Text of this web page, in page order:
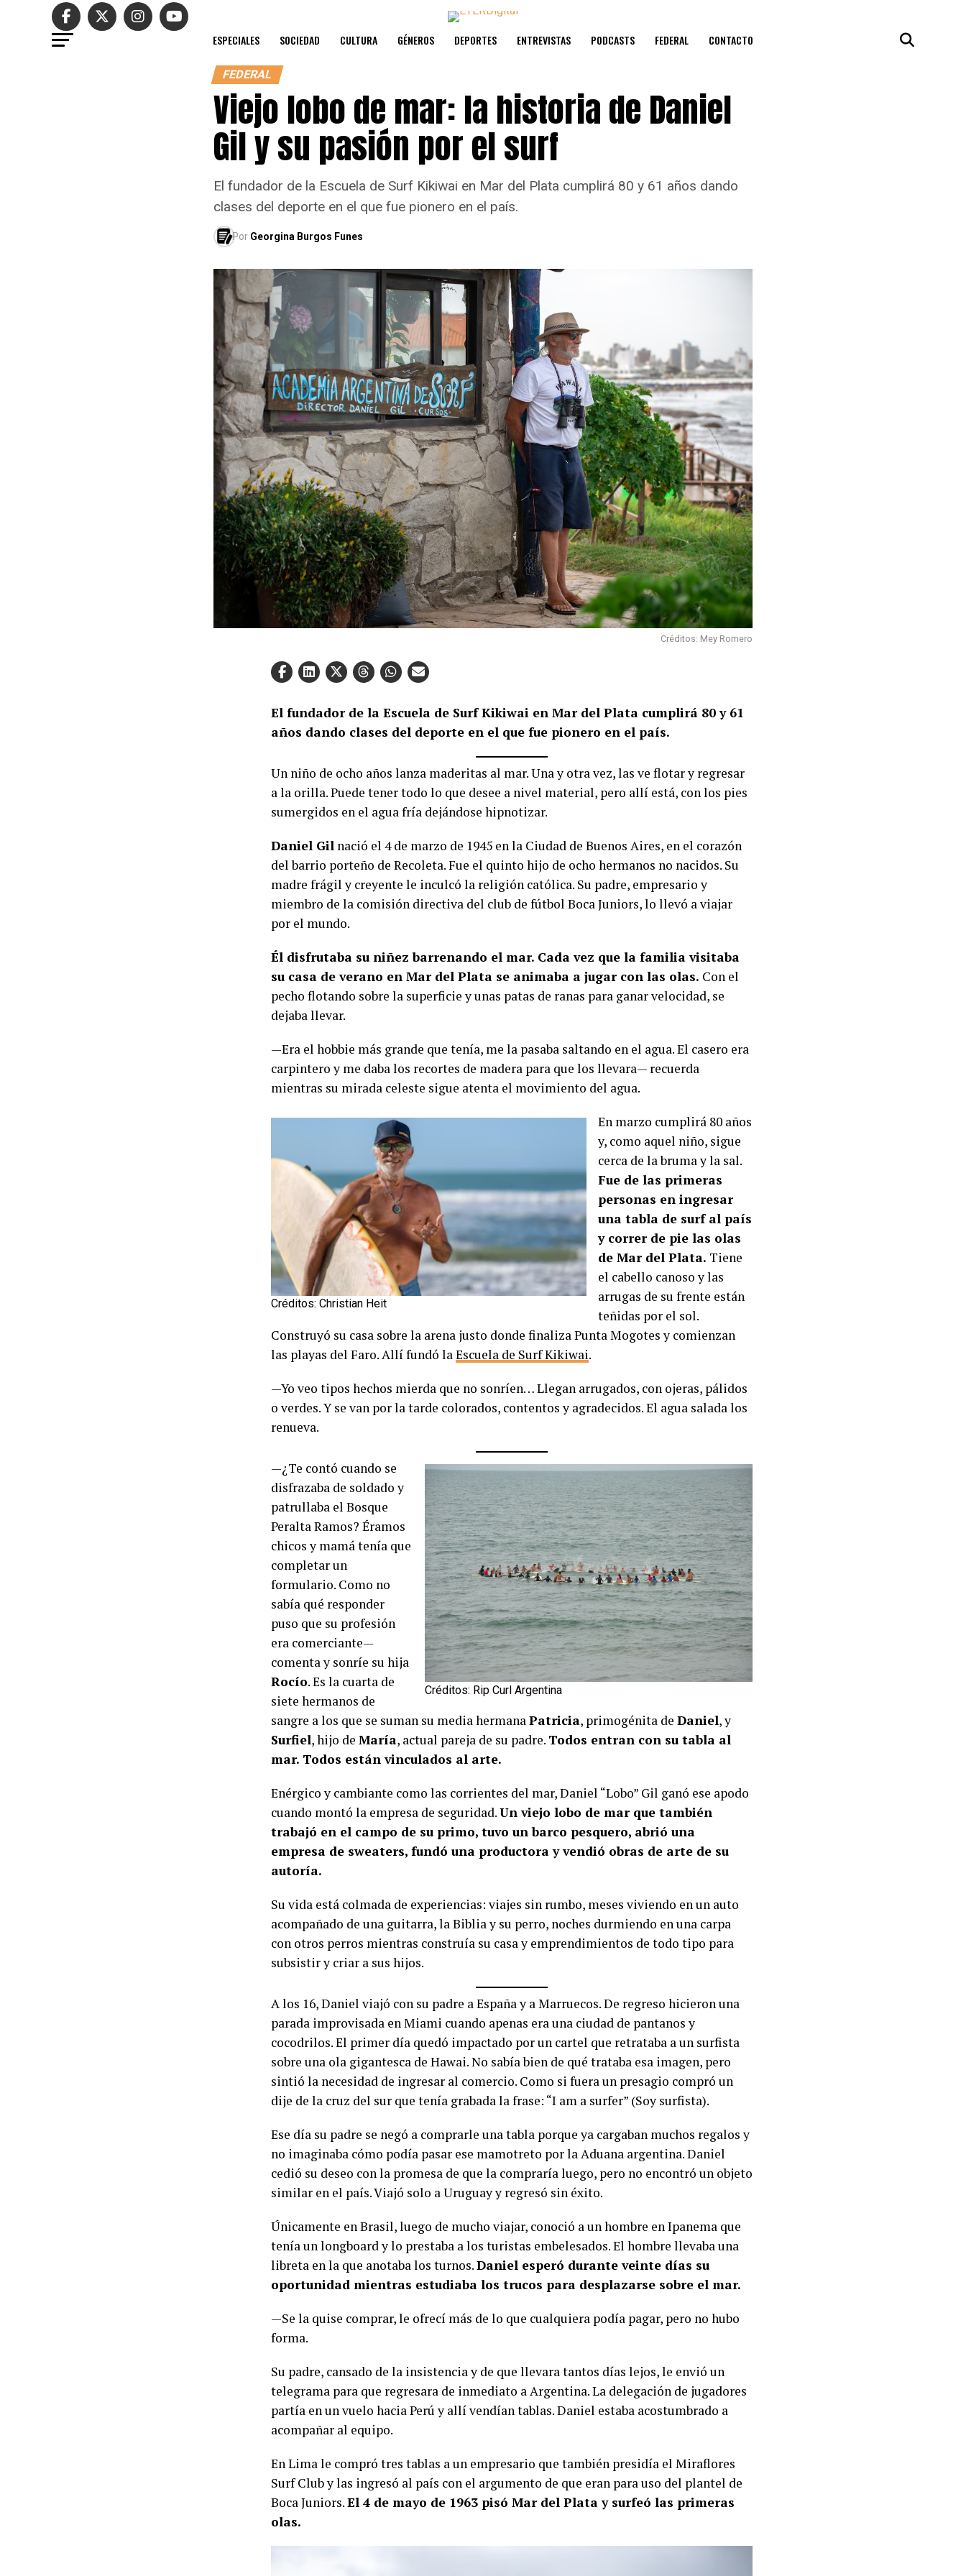
ESPECIALES SOCIEDAD CULTURA GÉNEROS DEPORTES ENTREVISTAS PODCASTS FEDERAL CONTACTO
FEDERAL
Viejo lobo de mar: la historia de Daniel
Gil y su pasión por el surf
El fundador de la Escuela de Surf Kikiwai en Mar del Plata cumplirá 80 y 61 años dando
clases del deporte en el que fue pionero en el país.
Por Georgina Burgos Funes
Créditos: Mey Romero
El fundador de la Escuela de Surf Kikiwai en Mar del Plata cumplirá 80 y 61
años dando clases del deporte en el que fue pionero en el país.
Un niño de ocho años lanza maderitas al mar. Una y otra vez, las ve flotar y regresar
a la orilla. Puede tener todo lo que desee a nivel material, pero allí está, con los pies
sumergidos en el agua fría dejándose hipnotizar.
Daniel Gil nació el 4 de marzo de 1945 en la Ciudad de Buenos Aires, en el corazón
del barrio porteño de Recoleta. Fue el quinto hijo de ocho hermanos no nacidos. Su
madre frágil y creyente le inculcó la religión católica. Su padre, empresario y
miembro de la comisión directiva del club de fútbol Boca Juniors, lo llevó a viajar
por el mundo.
Él disfrutaba su niñez barrenando el mar. Cada vez que la familia visitaba
su casa de verano en Mar del Plata se animaba a jugar con las olas. Con el
pecho flotando sobre la superficie y unas patas de ranas para ganar velocidad, se
dejaba llevar.
—Era el hobbie más grande que tenía, me la pasaba saltando en el agua. El casero era
carpintero y me daba los recortes de madera para que los llevara— recuerda
mientras su mirada celeste sigue atenta el movimiento del agua.
Créditos: Christian Heit
En marzo cumplirá 80 años
y, como aquel niño, sigue
cerca de la bruma y la sal.
Fue de las primeras
personas en ingresar
una tabla de surf al país
y correr de pie las olas
de Mar del Plata. Tiene
el cabello canoso y las
arrugas de su frente están
teñidas por el sol.
Construyó su casa sobre la arena justo donde finaliza Punta Mogotes y comienzan
las playas del Faro. Allí fundó laEscuela de Surf Kikiwai.
—Yo veo tipos hechos mierda que no sonríen… Llegan arrugados, con ojeras, pálidos
o verdes. Y se van por la tarde colorados, contentos y agradecidos. El agua salada los
renueva.
Créditos: Rip Curl Argentina
—¿Te contó cuando se
disfrazaba de soldado y
patrullaba el Bosque
Peralta Ramos? Éramos
chicos y mamá tenía que
completar un
formulario. Como no
sabía qué responder
puso que su profesión
era comerciante—
comenta y sonríe su hija
Rocío. Es la cuarta de
siete hermanos de
sangre a los que se suman su media hermanaPatricia, primogénita de Daniel, y
Surfiel, hijo de María, actual pareja de su padre. Todos entran con su tabla al
mar. Todos están vinculados al arte.
Enérgico y cambiante como las corrientes del mar, Daniel “Lobo” Gil ganó ese apodo
cuando montó la empresa de seguridad.Un viejo lobo de mar que también
trabajó en el campo de su primo, tuvo un barco pesquero, abrió una
empresa de sweaters, fundó una productora y vendió obras de arte de su
autoría.
Su vida está colmada de experiencias: viajes sin rumbo, meses viviendo en un auto
acompañado de una guitarra, la Biblia y su perro, noches durmiendo en una carpa
con otros perros mientras construía su casa y emprendimientos de todo tipo para
subsistir y criar a sus hijos.
A los 16, Daniel viajó con su padre a España y a Marruecos. De regreso hicieron una
parada improvisada en Miami cuando apenas era una ciudad de pantanos y
cocodrilos. El primer día quedó impactado por un cartel que retrataba a un surfista
sobre una ola gigantesca de Hawai. No sabía bien de qué trataba esa imagen, pero
sintió la necesidad de ingresar al comercio. Como si fuera un presagio compró un
dije de la cruz del sur que tenía grabada la frase: “I am a surfer” (Soy surfista).
Ese día su padre se negó a comprarle una tabla porque ya cargaban muchos regalos y
no imaginaba cómo podía pasar ese mamotreto por la Aduana argentina. Daniel
cedió su deseo con la promesa de que la compraría luego, pero no encontró un objeto
similar en el país. Viajó solo a Uruguay y regresó sin éxito.
Únicamente en Brasil, luego de mucho viajar, conoció a un hombre en Ipanema que
tenía un longboard y lo prestaba a los turistas embelesados. El hombre llevaba una
libreta en la que anotaba los turnos.Daniel esperó durante veinte días su
oportunidad mientras estudiaba los trucos para desplazarse sobre el mar.
—Se la quise comprar, le ofrecí más de lo que cualquiera podía pagar, pero no hubo
forma.
Su padre, cansado de la insistencia y de que llevara tantos días lejos, le envió un
telegrama para que regresara de inmediato a Argentina. La delegación de jugadores
partía en un vuelo hacia Perú y allí vendían tablas. Daniel estaba acostumbrado a
acompañar al equipo.
En Lima le compró tres tablas a un empresario que también presidía el Miraflores
Surf Club y las ingresó al país con el argumento de que eran para uso del plantel de
Boca Juniors.El 4 de mayo de 1963 pisó Mar del Plata y surfeó las primeras
olas.